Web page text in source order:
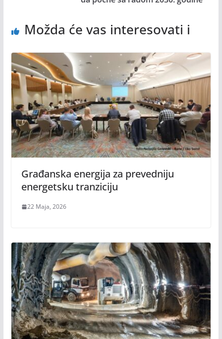
Možda će vas interesovati i
Građanska energija za prevedniju
energetsku tranziciju
22 Maja, 2026